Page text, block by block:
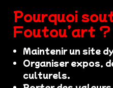
Pourquoi
Foutou’art ?
Maintenir un site
Organiser expos,
culturels.